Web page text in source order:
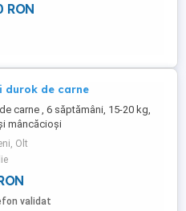
RON
durok de carne
carne , 6 săptămâni, 15-20 kg,
mâncăcioși
Olt
validat